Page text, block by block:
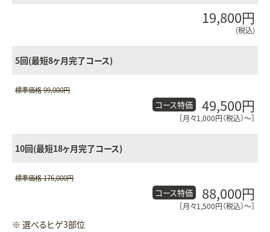
19,800円
(税込)
5回(最短8ヶ月完了コース)
標準価格 99,000円
コース特価 49,500円
［月々1,000円（税込）〜］
10回(最短18ヶ月完了コース)
標準価格 176,000円
コース特価 88,000円
［月々1,500円（税込）〜］
※ 選べるヒゲ3部位